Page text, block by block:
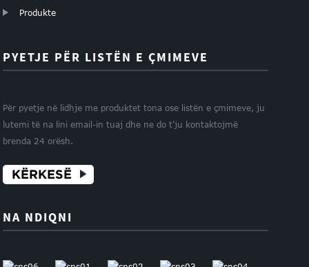
Produkte
PYETJE PËR LISTËN E ÇMIMEVE
Për pyetje në lidhje me produktet tona ose listën e çmimeve, ju
lutemi të na lini email-in tuaj dhe ne do t'ju kontaktojmë
brenda 24 orësh.
KËRKESË
NA NDIQNI